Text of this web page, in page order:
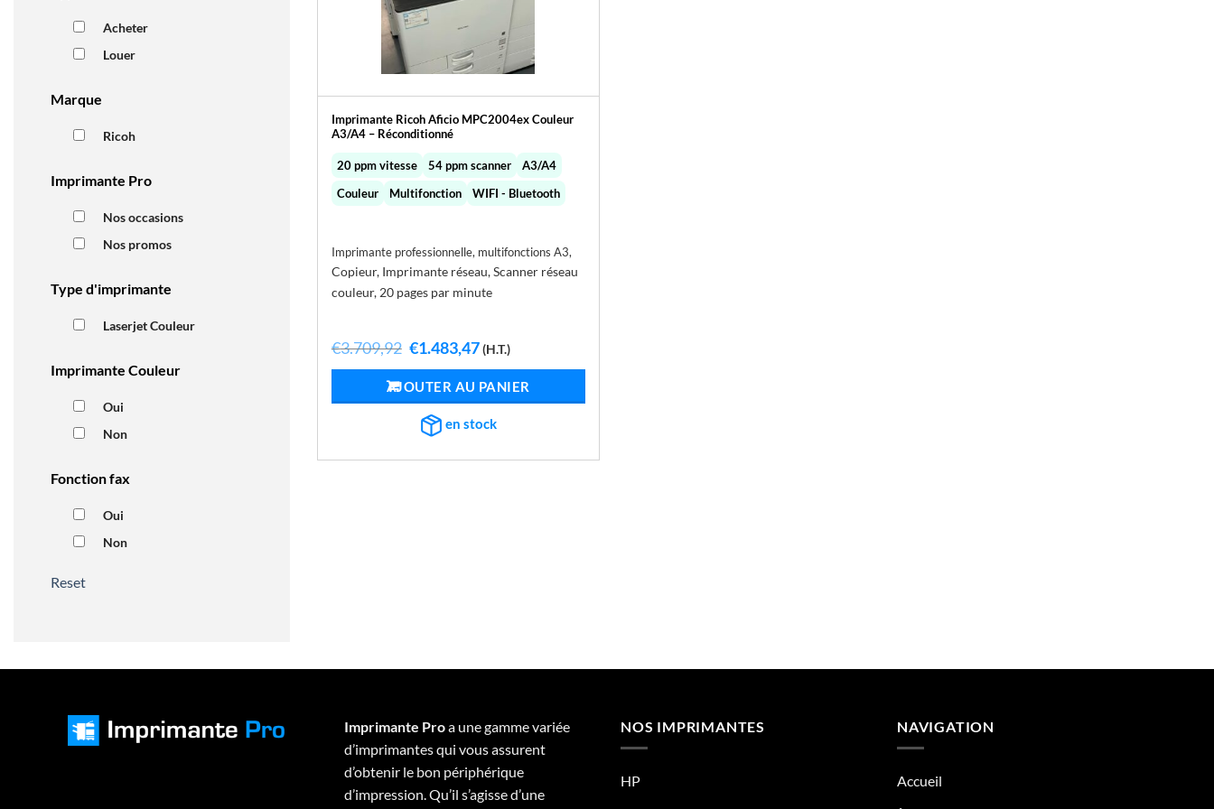
Acheter
Louer
Marque
Ricoh
Imprimante Pro
Nos occasions
Nos promos
Type d'imprimante
Laserjet Couleur
Imprimante Couleur
Oui
Non
Fonction fax
Oui
Non
Reset
Imprimante Ricoh Aficio MPC2004ex Couleur
A3/A4 – Réconditionné
20 ppm vitesse 54 ppm scanner
A3/A4
Couleur
Multifonction WIFI - Bluetooth
Imprimante professionnelle, multifonctions A3,
Copieur, Imprimante réseau, Scanner réseau
couleur, 20 pages par minute
€3.709,92 Le
initial
était :
€3.709,92.
€1.483,47Le
actuel
est :
(H.T.)
AJOUTER AU PANIER
en stock
Imprimante Proa une gamme variée
d’imprimantes qui vous assurent
d’obtenir le bon périphérique
d’impression. Qu’il s’agisse d’une
NOS IMPRIMANTES
HP
NAVIGATION
Accueil